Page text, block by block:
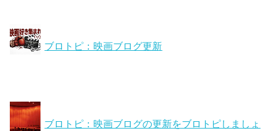
ブロトピ：映画ブログ更新
ブロトピ：映画ブログの更新をブロトピしましょ